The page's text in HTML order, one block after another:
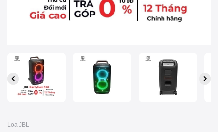
Loa JBL